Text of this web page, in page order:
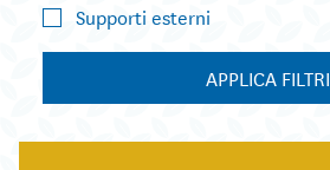
Supporti esterni
APPLICA FILTRI